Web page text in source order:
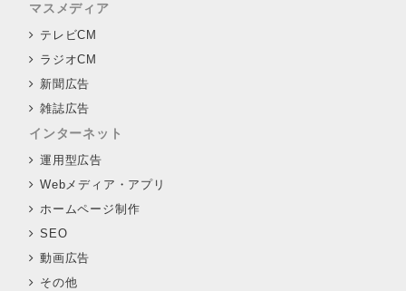
マスメディア
テレビCM
ラジオCM
新聞広告
雑誌広告
インターネット
運用型広告
Webメディア・アプリ
ホームページ制作
SEO
動画広告
その他